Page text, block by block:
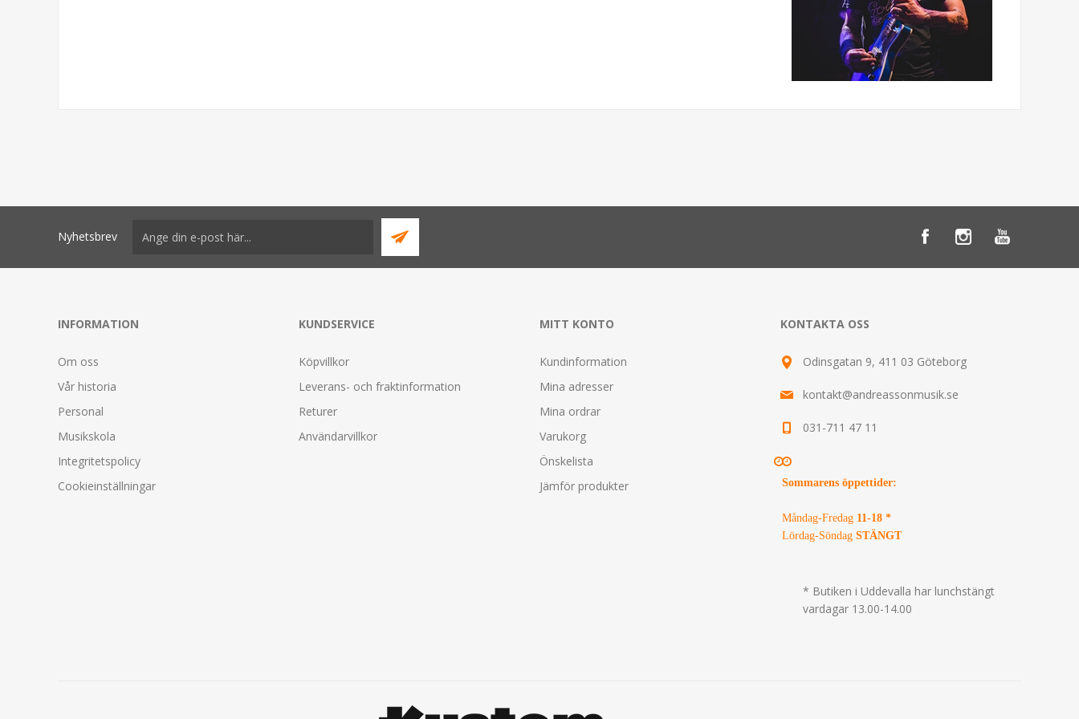
Nyhetsbrev
INFORMATION
Om oss
Vår historia
Personal
Musikskola
Integritetspolicy
Cookieinställningar
KUNDSERVICE
Köpvillkor
Leverans- och fraktinformation
Returer
Användarvillkor
MITT KONTO
Kundinformation
Mina adresser
Mina ordrar
Varukorg
Önskelista
Jämför produkter
KONTAKTA OSS
Odinsgatan 9, 411 03 Göteborg
kontakt@andreassonmusik.se
031-711 47 11
Sommarens öppettider:
Måndag-Fredag 11-18 *
Lördag-Söndag STÄNGT
* Butiken i Uddevalla har lunchstängt
vardagar 13.00-14.00